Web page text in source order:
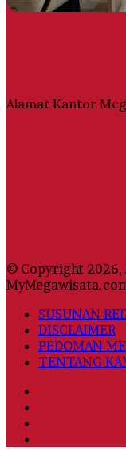
Alamat Kantor
© Copyright 2026,
SUSUNAN
DISCLAIMER
PEDOMAN
TENTANG